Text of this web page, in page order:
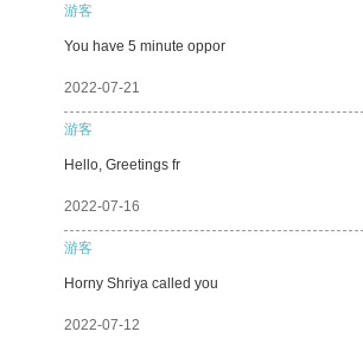
游客
You have 5 minute oppor
2022-07-21
游客
Hello, Greetings fr
2022-07-16
游客
Horny Shriya called you
2022-07-12